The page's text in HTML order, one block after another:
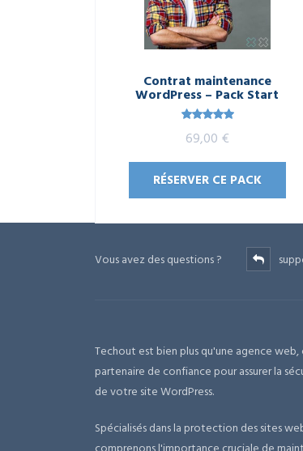
Contrat maintenance
WordPress – Pack Start
sur 5
69,00 €
RÉSERVER CE PACK
Vous avez des questions ?
Techout est bien plus qu'une agence
partenaire de confiance pour assurer la
de votre site WordPress.
Spécialisés dans la protection des sites